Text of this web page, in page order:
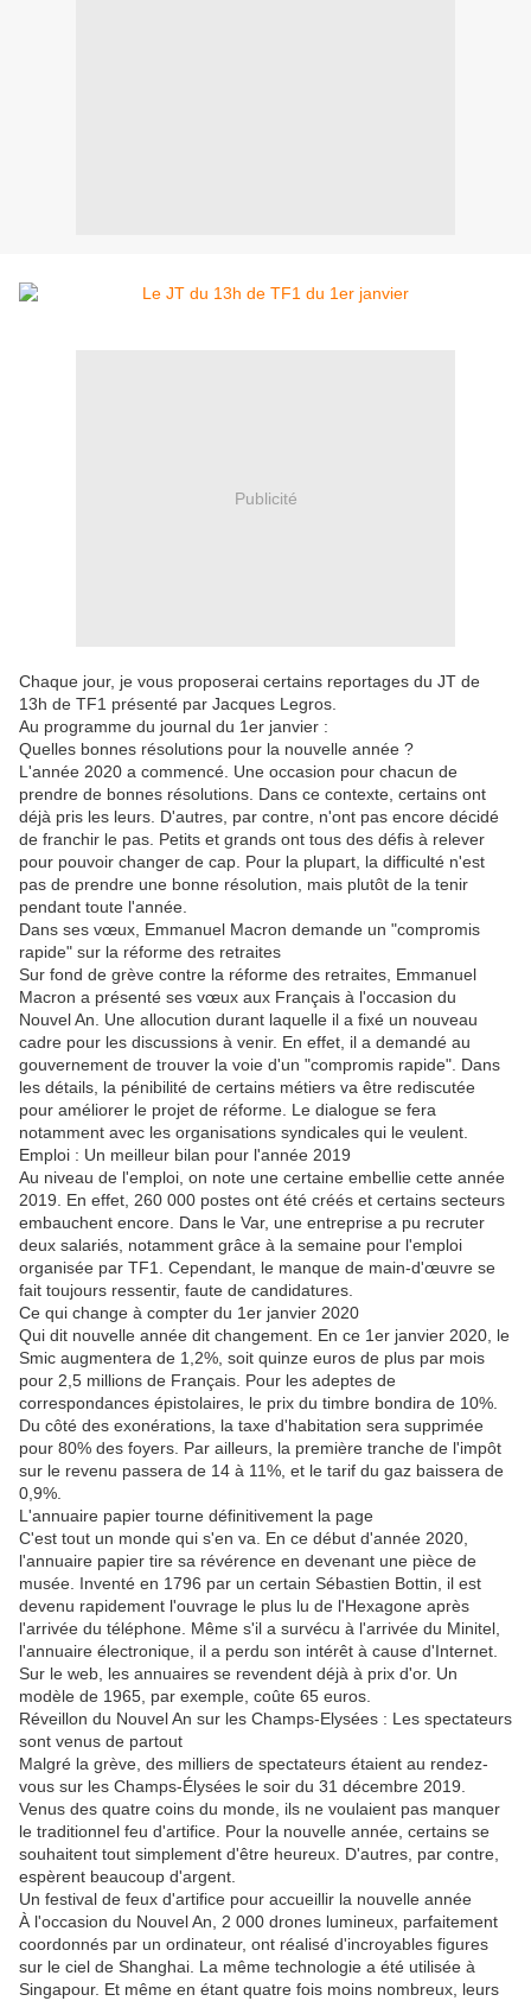
Publicité
Chaque jour, je vous proposerai certains reportages du JT de
13h de TF1 présenté par Jacques Legros.
Au programme du journal du 1er janvier :
Quelles bonnes résolutions pour la nouvelle année ?
L'année 2020 a commencé. Une occasion pour chacun de
prendre de bonnes résolutions. Dans ce contexte, certains ont
déjà pris les leurs. D'autres, par contre, n'ont pas encore décidé
de franchir le pas. Petits et grands ont tous des défis à relever
pour pouvoir changer de cap. Pour la plupart, la difficulté n'est
pas de prendre une bonne résolution, mais plutôt de la tenir
pendant toute l'année.
Dans ses vœux, Emmanuel Macron demande un "compromis
rapide" sur la réforme des retraites
Sur fond de grève contre la réforme des retraites, Emmanuel
Macron a présenté ses vœux aux Français à l'occasion du
Nouvel An. Une allocution durant laquelle il a fixé un nouveau
cadre pour les discussions à venir. En effet, il a demandé au
gouvernement de trouver la voie d'un "compromis rapide". Dans
les détails, la pénibilité de certains métiers va être rediscutée
pour améliorer le projet de réforme. Le dialogue se fera
notamment avec les organisations syndicales qui le veulent.
Emploi : Un meilleur bilan pour l'année 2019
Au niveau de l'emploi, on note une certaine embellie cette année
2019. En effet, 260 000 postes ont été créés et certains secteurs
embauchent encore. Dans le Var, une entreprise a pu recruter
deux salariés, notamment grâce à la semaine pour l'emploi
organisée par TF1. Cependant, le manque de main-d'œuvre se
fait toujours ressentir, faute de candidatures.
Ce qui change à compter du 1er janvier 2020
Qui dit nouvelle année dit changement. En ce 1er janvier 2020, le
Smic augmentera de 1,2%, soit quinze euros de plus par mois
pour 2,5 millions de Français. Pour les adeptes de
correspondances épistolaires, le prix du timbre bondira de 10%.
Du côté des exonérations, la taxe d'habitation sera supprimée
pour 80% des foyers. Par ailleurs, la première tranche de l'impôt
sur le revenu passera de 14 à 11%, et le tarif du gaz baissera de
0,9%.
L'annuaire papier tourne définitivement la page
C'est tout un monde qui s'en va. En ce début d'année 2020,
l'annuaire papier tire sa révérence en devenant une pièce de
musée. Inventé en 1796 par un certain Sébastien Bottin, il est
devenu rapidement l'ouvrage le plus lu de l'Hexagone après
l'arrivée du téléphone. Même s'il a survécu à l'arrivée du Minitel,
l'annuaire électronique, il a perdu son intérêt à cause d'Internet.
Sur le web, les annuaires se revendent déjà à prix d'or. Un
modèle de 1965, par exemple, coûte 65 euros.
Réveillon du Nouvel An sur les Champs-Elysées : Les spectateurs
sont venus de partout
Malgré la grève, des milliers de spectateurs étaient au rendez-
vous sur les Champs-Élysées le soir du 31 décembre 2019.
Venus des quatre coins du monde, ils ne voulaient pas manquer
le traditionnel feu d'artifice. Pour la nouvelle année, certains se
souhaitent tout simplement d'être heureux. D'autres, par contre,
espèrent beaucoup d'argent.
Un festival de feux d'artifice pour accueillir la nouvelle année
À l'occasion du Nouvel An, 2 000 drones lumineux, parfaitement
coordonnés par un ordinateur, ont réalisé d'incroyables figures
sur le ciel de Shanghai. La même technologie a été utilisée à
Singapour. Et même en étant quatre fois moins nombreux, leurs